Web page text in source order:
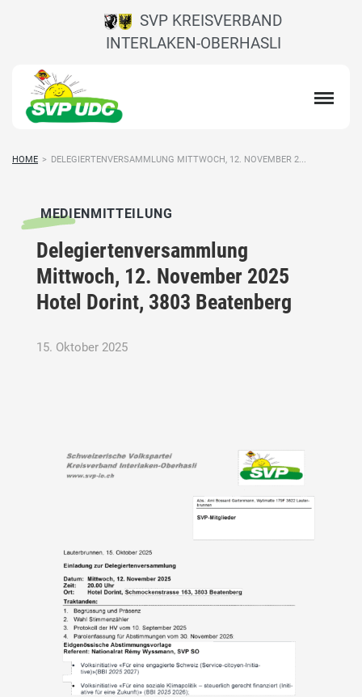
SVP KREISVERBAND
INTERLAKEN-OBERHASLI
HOME > DELEGIERTENVERSAMMLUNG MITTWOCH, 12. NOVEMBER 2...
MEDIENMITTEILUNG
Delegiertenversammlung
Mittwoch, 12. November 2025
Hotel Dorint, 3803 Beatenberg
15. Oktober 2025